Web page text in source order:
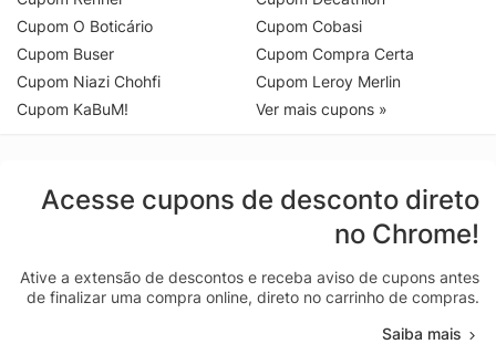
Cupom O Boticário
Cupom Buser
Cupom Niazi Chohfi
Cupom KaBuM!
Cupom Cobasi
Cupom Compra Certa
Cupom Leroy Merlin
Ver mais cupons »
Acesse cupons de desconto direto
no Chrome!
Ative a extensão de descontos e receba aviso de cupons antes
de finalizar uma compra online, direto no carrinho de compras.
Saiba mais